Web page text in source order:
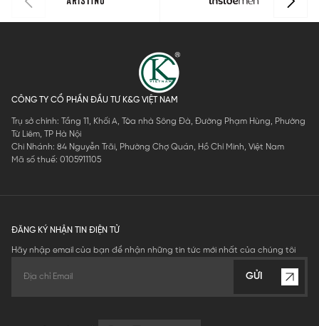
CÔNG TY CỔ PHẦN ĐẦU TƯ K&G VIỆT NAM
Trụ sở chính: Tầng 11, Khối A, Tòa nhà Sông Đà, Đường Phạm Hùng, Phường
Từ Liêm, TP Hà Nội
Chi Nhánh: 84 Nguyễn Trãi, Phường Chợ Quán, Hồ Chí Minh, Việt Nam
Mã số thuế: 0105911105
ĐĂNG KÝ NHẬN TIN ĐIỆN TỬ
Hãy nhập email của bạn để nhận những tin tức mới nhất của chúng tôi
GỬI